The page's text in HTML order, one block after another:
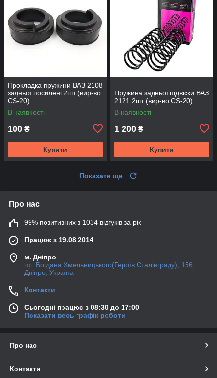
Прокладка пружини ВАЗ 2108
задньої посилені 2шт (вир-во
CS-20)
В наявності
100 ₴
Купити
Пружина задньої підвіски ВАЗ
2121 2шт (вир-во CS-20)
В наявності
1 200 ₴
Купити
Показати ще
Про нас
99% позитивних з 1034 відгуків за рік
Працює з 19.08.2014
м. Дніпро
пр. Богдана Хмельницького(Героїв Сталінграду), 156,
Дніпро, Україна
Контакти
Сьогодні працює з 08:30 до 17:00
Показати весь графік роботи
Про нас
Контакти